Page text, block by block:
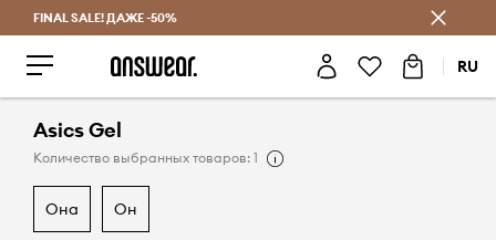
FINAL SALE! ДАЖЕ -50%
RU
Asics Gel
Количество выбранных товаров: 1
она он